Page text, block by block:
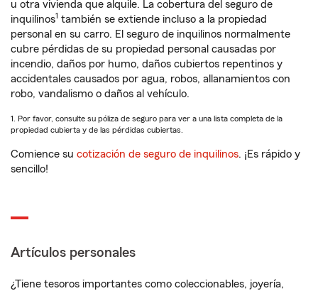
u otra vivienda que alquile. La cobertura del seguro de
inquilinos1 también se extiende incluso a la propiedad
personal en su carro. El seguro de inquilinos normalmente
cubre pérdidas de su propiedad personal causadas por
incendio, daños por humo, daños cubiertos repentinos y
accidentales causados por agua, robos, allanamientos con
robo, vandalismo o daños al vehículo.
1. Por favor, consulte su póliza de seguro para ver a una lista completa de la
propiedad cubierta y de las pérdidas cubiertas.
Comience su cotización de seguro de inquilinos. ¡Es rápido y
sencillo!
Artículos personales
¿Tiene tesoros importantes como coleccionables, joyería,